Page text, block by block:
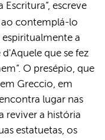
Escritura”, escreve
ao contemplá-lo
a
que se fez
O presépio, que
Greccio, em
lugar nas
reviver a história
estatuetas, os